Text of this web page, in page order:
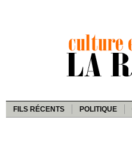
FILS RÉCENTS POLITIQUE